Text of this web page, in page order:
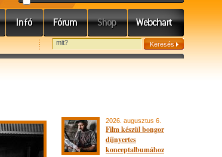
2026. augusztus 6.
Film készül bongor
díjnyertes
konceptalbumához